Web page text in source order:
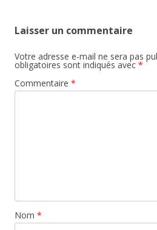
Laisser un commentaire
Votre adresse e-mail ne sera pas
obligatoires sont indiqués avec *
Commentaire *
Nom *